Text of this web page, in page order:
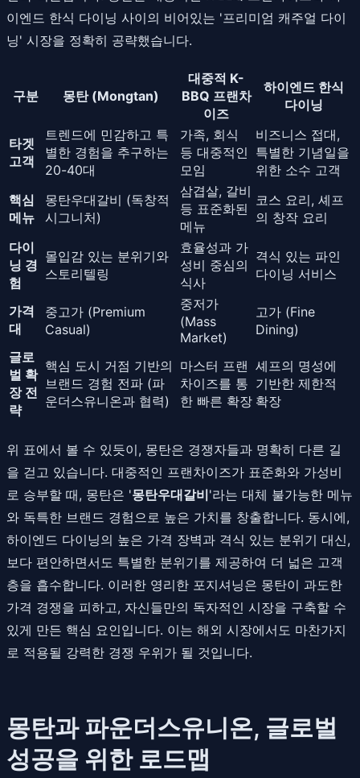
이엔드 한식 다이닝 사이의 비어있는 '프리미엄 캐주얼 다이
닝' 시장을 정확히 공략했습니다.
구분 몽탄 (Mongtan)
대중적 K-
BBQ 프랜차
이즈
하이엔드 한식
다이닝
타겟
고객
트렌드에 민감하고 특
별한 경험을 추구하는
20-40대
가족, 회식
등 대중적인
모임
비즈니스 접대,
특별한 기념일을
위한 소수 고객
핵심
메뉴
몽탄우대갈비 (독창적
시그니처)
삼겹살, 갈비
등 표준화된
메뉴
코스 요리, 셰프
의 창작 요리
다이
닝 경
험
몰입감 있는 분위기와
스토리텔링
효율성과 가
성비 중심의
식사
격식 있는 파인
다이닝 서비스
가격
대
중고가 (Premium
Casual)
중저가
(Mass
Market)
고가 (Fine
Dining)
글로
벌 확
장 전
략
핵심 도시 거점 기반의
브랜드 경험 전파 (파
운더스유니온과 협력)
마스터 프랜
차이즈를 통
한 빠른 확장
셰프의 명성에
기반한 제한적
확장
위 표에서 볼 수 있듯이, 몽탄은 경쟁자들과 명확히 다른 길
을 걷고 있습니다. 대중적인 프랜차이즈가 표준화와 가성비
로 승부할 때, 몽탄은 '몽탄우대갈비'라는 대체 불가능한 메뉴
와 독특한 브랜드 경험으로 높은 가치를 창출합니다. 동시에,
하이엔드 다이닝의 높은 가격 장벽과 격식 있는 분위기 대신,
보다 편안하면서도 특별한 분위기를 제공하여 더 넓은 고객
층을 흡수합니다. 이러한 영리한 포지셔닝은 몽탄이 과도한
가격 경쟁을 피하고, 자신들만의 독자적인 시장을 구축할 수
있게 만든 핵심 요인입니다. 이는 해외 시장에서도 마찬가지
로 적용될 강력한 경쟁 우위가 될 것입니다.
몽탄과 파운더스유니온, 글로벌
성공을 위한 로드맵